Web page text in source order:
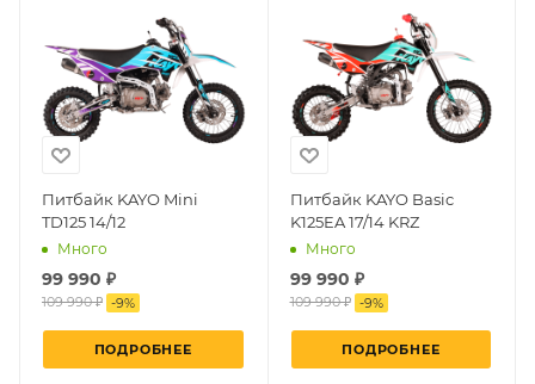
Питбайк KAYO Mini
TD125 14/12
Много
99 990 ₽
109 990 ₽ -9%
ПОДРОБНЕЕ
Питбайк KAYO Basic
K125EA 17/14 KRZ
Много
99 990 ₽
109 990 ₽ -9%
ПОДРОБНЕЕ